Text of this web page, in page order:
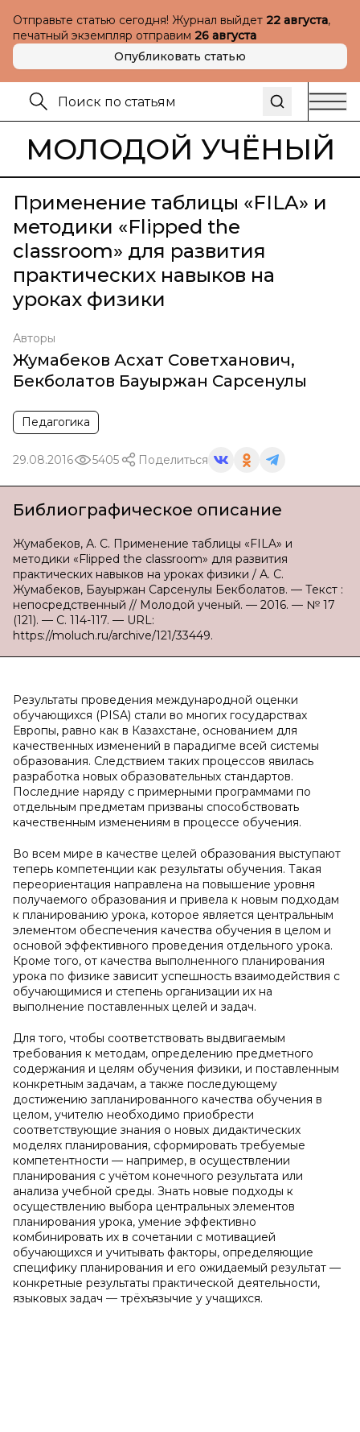
Отправьте статью сегодня! Журнал выйдет 22 августа,
печатный экземпляр отправим 26 августа
Опубликовать статью
МОЛОДОЙ УЧЁНЫЙ
Применение таблицы «FILA» и
методики «Flipped the
classroom» для развития
практических навыков на
уроках физики
Авторы
Жумабеков Асхат Советханович,
Бекболатов Бауыржан Сарсенулы
Педагогика
29.08.2016 5405 Поделиться
Библиографическое описание
Жумабеков, А. С. Применение таблицы «FILA» и
методики «Flipped the classroom» для развития
практических навыков на уроках физики / А. С.
Жумабеков, Бауыржан Сарсенулы Бекболатов. — Текст :
непосредственный // Молодой ученый. — 2016. — № 17
(121). — С. 114-117. — URL:
https://moluch.ru/archive/121/33449.
Результаты проведения международной оценки
обучающихся (PISA) стали во многих государствах
Европы, равно как в Казахстане, основанием для
качественных изменений в парадигме всей системы
образования. Следствием таких процессов явилась
разработка новых образовательных стандартов.
Последние наряду с примерными программами по
отдельным предметам призваны способствовать
качественным изменениям в процессе обучения.
Во всем мире в качестве целей образования выступают
теперь компетенции как результаты обучения. Такая
переориентация направлена на повышение уровня
получаемого образования и привела к новым подходам
к планированию урока, которое является центральным
элементом обеспечения качества обучения в целом и
основой эффективного проведения отдельного урока.
Кроме того, от качества выполненного планирования
урока по физике зависит успешность взаимодействия с
обучающимися и степень организации их на
выполнение поставленных целей и задач.
Для того, чтобы соответствовать выдвигаемым
требования к методам, определению предметного
содержания и целям обучения физики, и поставленным
конкретным задачам, а также последующему
достижению запланированного качества обучения в
целом, учителю необходимо приобрести
соответствующие знания о новых дидактических
моделях планирования, сформировать требуемые
компетентности — например, в осуществлении
планирования с учётом конечного результата или
анализа учебной среды. Знать новые подходы к
осуществлению выбора центральных элементов
планирования урока, умение эффективно
комбинировать их в сочетании с мотивацией
обучающихся и учитывать факторы, определяющие
специфику планирования и его ожидаемый результат —
конкретные результаты практической деятельности,
языковых задач — трёхъязычие у учащихся.